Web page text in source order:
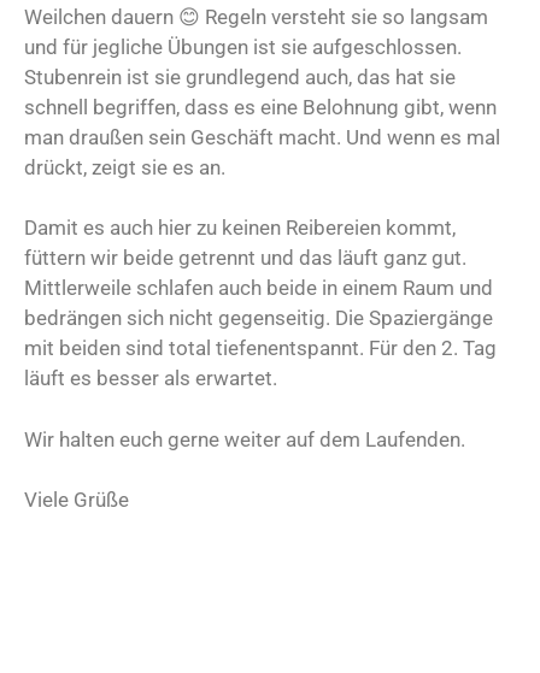
Weilchen dauern 😊 Regeln versteht sie so langsam
und für jegliche Übungen ist sie aufgeschlossen.
Stubenrein ist sie grundlegend auch, das hat sie
schnell begriffen, dass es eine Belohnung gibt, wenn
man draußen sein Geschäft macht. Und wenn es mal
drückt, zeigt sie es an.
Damit es auch hier zu keinen Reibereien kommt,
füttern wir beide getrennt und das läuft ganz gut.
Mittlerweile schlafen auch beide in einem Raum und
bedrängen sich nicht gegenseitig. Die Spaziergänge
mit beiden sind total tiefenentspannt. Für den 2. Tag
läuft es besser als erwartet.
Wir halten euch gerne weiter auf dem Laufenden.
Viele Grüße